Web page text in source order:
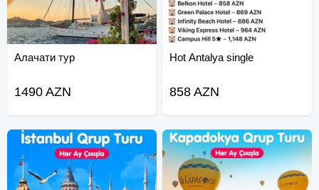
Алачати тур
1490 AZN
Hot Antalya single
858 AZN